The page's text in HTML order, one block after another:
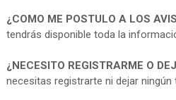
¿COMO ME POSTULO A LOS
tendrás disponible toda la
¿NECESITO REGISTRARME O
necesitas registrarte ni dejar ningún